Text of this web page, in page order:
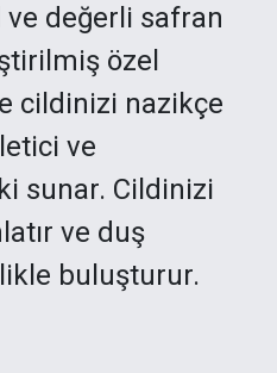
ve değerli safran
özel
cildinizi nazikçe
ve
sunar. Cildinizi
ve duş
buluşturur.